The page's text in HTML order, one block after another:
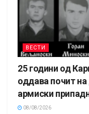
ВЕСТИ
25 години од
оддава почит
армиски
08/08/2026